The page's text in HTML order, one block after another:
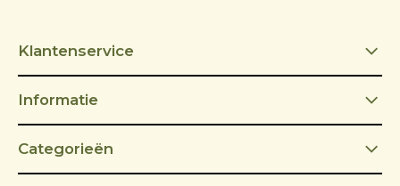
Klantenservice
Informatie
Categorieën